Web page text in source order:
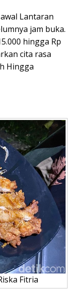
Lantaran
jam buka.
hingga Rp
cita rasa
Hingga
Fitria